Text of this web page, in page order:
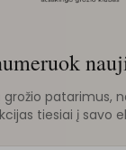
patarimus,
tiesiai į savo